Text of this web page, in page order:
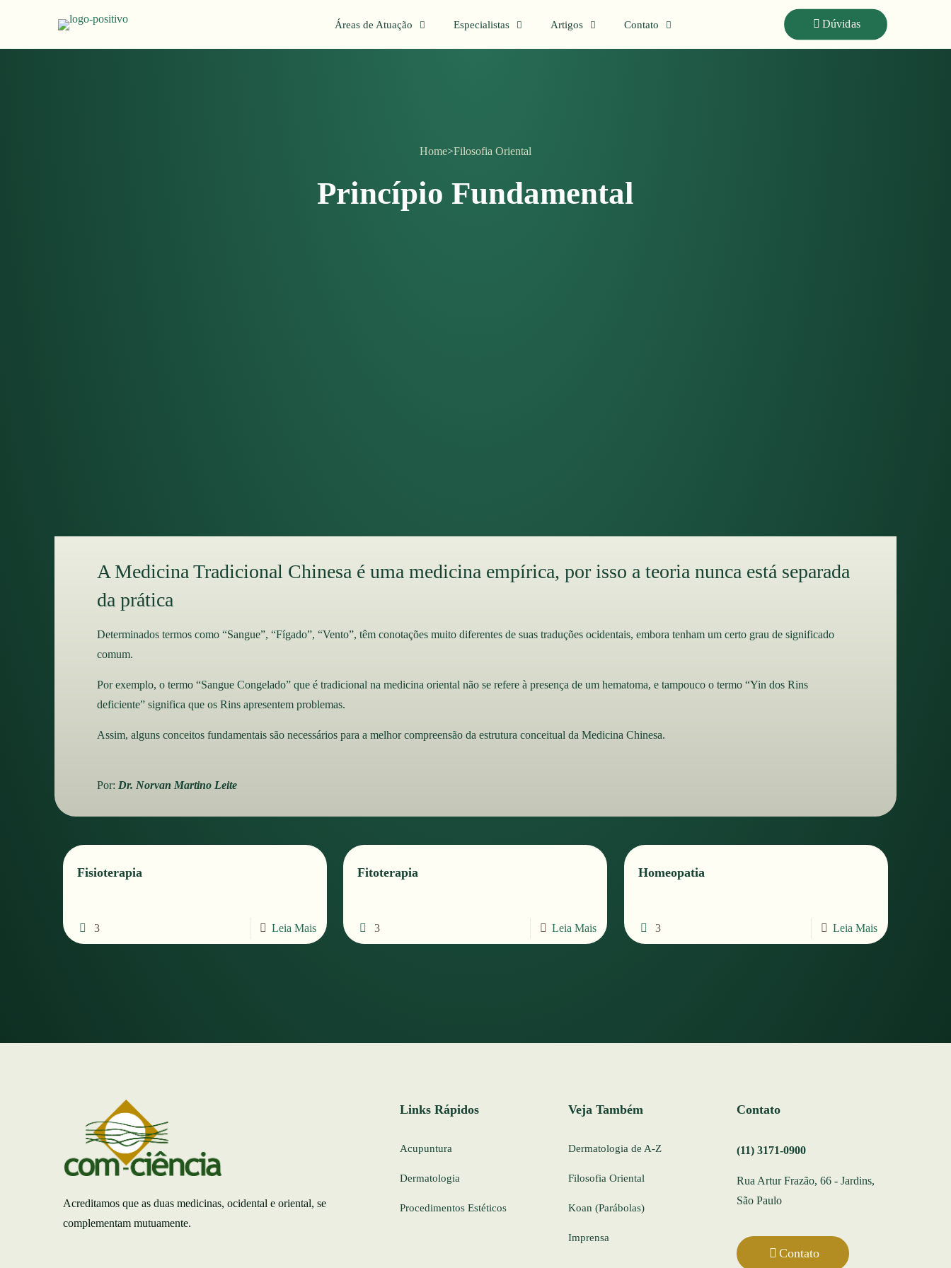
Áreas de Atuação Especialistas Artigos Contato Dúvidas
Home>Filosofia Oriental
Princípio Fundamental
A Medicina Tradicional Chinesa é uma medicina empírica, por isso a teoria nunca está separada
da prática
Determinados termos como “Sangue”, “Fígado”, “Vento”, têm conotações muito diferentes de suas traduções ocidentais, embora tenham um certo grau de significado
comum.
Por exemplo, o termo “Sangue Congelado” que é tradicional na medicina oriental não se refere à presença de um hematoma, e tampouco o termo “Yin dos Rins
deficiente” significa que os Rins apresentem problemas.
Assim, alguns conceitos fundamentais são necessários para a melhor compreensão da estrutura conceitual da Medicina Chinesa.
Por: Dr. Norvan Martino Leite
Fisioterapia
3 Leia Mais
Fitoterapia
3 Leia Mais
Homeopatia
3 Leia Mais
Acreditamos que as duas medicinas, ocidental e oriental, se
complementam mutuamente.
Links Rápidos
Acupuntura
Dermatologia
Procedimentos Estéticos
Veja Também
Dermatologia de A-Z
Filosofia Oriental
Koan (Parábolas)
Imprensa
Contato
(11) 3171-0900
Rua Artur Frazão, 66 - Jardins,
São Paulo
Contato